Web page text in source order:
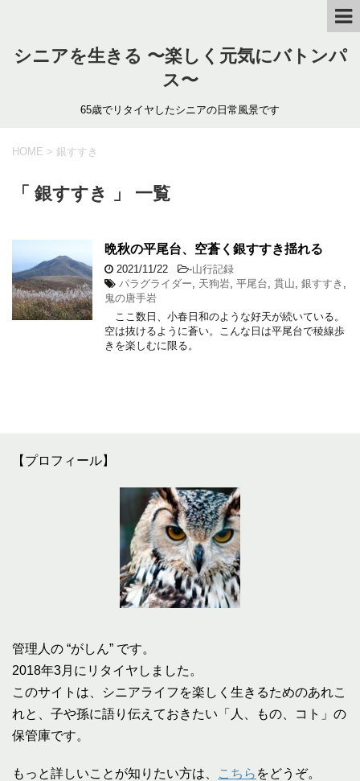
シニアを生きる 〜楽しく元気にバトンパ
ス〜
65歳でリタイヤしたシニアの日常風景です
HOME > 銀すすき
「 銀すすき 」 一覧
晩秋の平尾台、空蒼く銀すすき揺れる
2021/11/22 -山行記録
パラグライダー
天狗岩 平尾台 貫山 銀すすき
鬼の唐手岩
ここ数日、小春日和のような好天が続いている。
空は抜けるように蒼い。こんな日は平尾台で稜線歩
きを楽しむに限る。
【プロフィール】
管理人の “がしん” です。
2018年3月にリタイヤしました。
このサイトは、シニアライフを楽しく生きるためのあれこ
れと、子や孫に語り伝えておきたい「人、もの、コト」の
保管庫です。
もっと詳しいことが知りたい方は、 こちら をどうぞ。